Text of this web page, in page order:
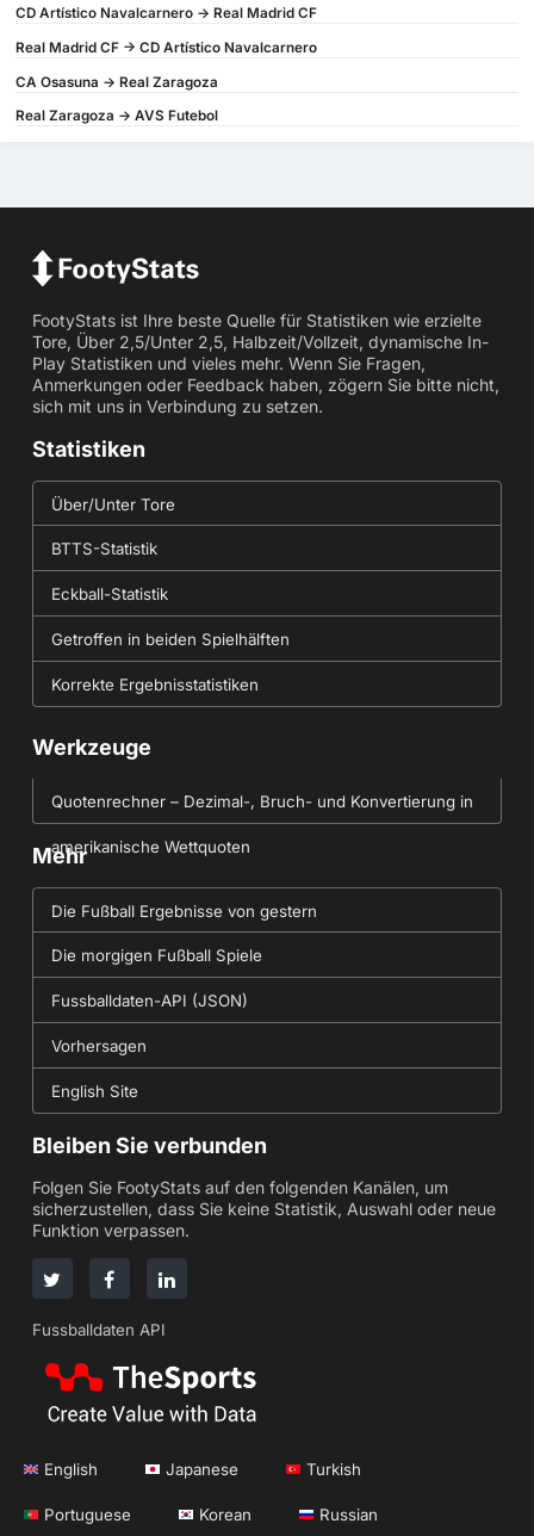
CD Artístico Navalcarnero -> Real Madrid CF
Real Madrid CF -> CD Artístico Navalcarnero
CA Osasuna -> Real Zaragoza
Real Zaragoza -> AVS Futebol
FootyStats ist Ihre beste Quelle für Statistiken wie erzielte
Tore, Über 2,5/Unter 2,5, Halbzeit/Vollzeit, dynamische In-
Play Statistiken und vieles mehr. Wenn Sie Fragen,
Anmerkungen oder Feedback haben, zögern Sie bitte nicht,
sich mit uns in Verbindung zu setzen.
Statistiken
Über/Unter Tore
BTTS-Statistik
Eckball-Statistik
Getroffen in beiden Spielhälften
Korrekte Ergebnisstatistiken
Werkzeuge
Quotenrechner – Dezimal-, Bruch- und Konvertierung in
amerikanische Wettquoten
Mehr
Die Fußball Ergebnisse von gestern
Die morgigen Fußball Spiele
Fussballdaten-API (JSON)
Vorhersagen
English Site
Bleiben Sie verbunden
Folgen Sie FootyStats auf den folgenden Kanälen, um
sicherzustellen, dass Sie keine Statistik, Auswahl oder neue
Funktion verpassen.
Fussballdaten API
English Japanese Turkish
Portuguese Korean Russian